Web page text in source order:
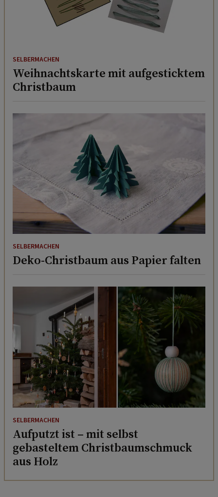
SELBERMACHEN
Weihnachtskarte mit aufgesticktem
Christbaum
SELBERMACHEN
Deko-Christbaum aus Papier falten
SELBERMACHEN
Aufputzt ist – mit selbst
gebasteltem Christbaumschmuck
aus Holz